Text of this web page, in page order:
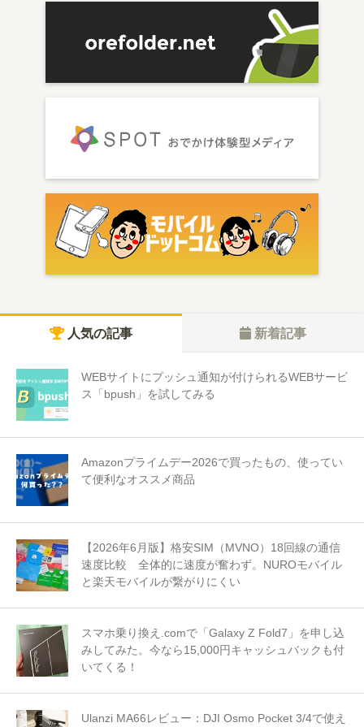
人気の記事 新着記事
WEBサイトにプッシュ通知が付けられるWEBサービ
ス「bpush」を試してみる
Amazonプライムデー2026で買ったもの、使ってい
て便利なオススメ商品
【2026年6月版】格安SIM（MVNO）18回線の通信
速度比較 全体的に速度が奮わず。NUROモバイル
と楽天モバイルが繋がりにくい
スマホ乗り換え.comで「Galaxy Z Fold7」を申し込
みしてみた。今なら15,000円キャッシュバックも付
いてくる！
Ulanzi MA66レビュー：DJI Osmo Pocket 3/4で使え